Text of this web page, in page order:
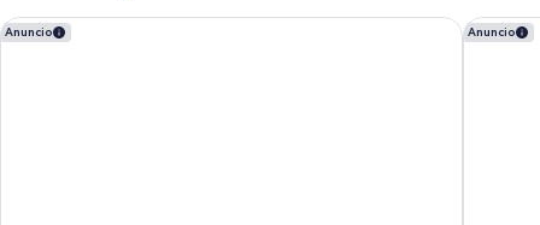
Anuncio
Hotel Pax Torrelodones Anuncio
Le Petit